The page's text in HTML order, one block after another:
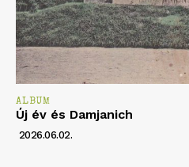
ALBUM
Új év és Damjanich
2026.06.02.